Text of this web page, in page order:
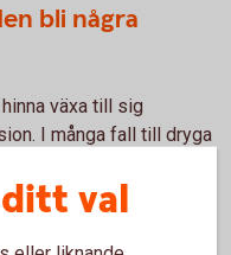
bli några
växa till sig
I många fall till dryga
val